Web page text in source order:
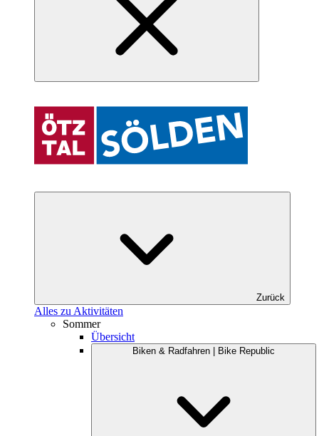
Zurück
Alles zu Aktivitäten
Sommer
Übersicht
Biken & Radfahren | Bike Republic